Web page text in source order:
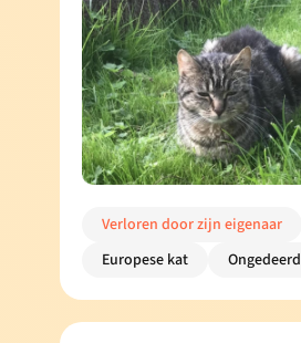
Verloren door zijn eigenaar
Europese kat
Ongedeerd